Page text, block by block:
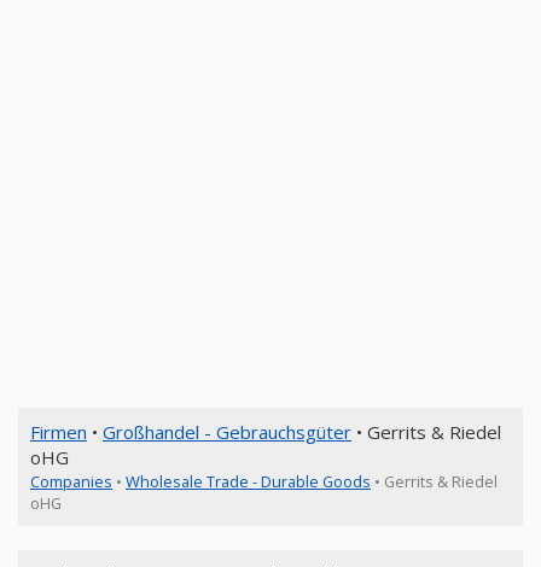
Firmen • Großhandel - Gebrauchsgüter • Gerrits & Riedel
oHG
Companies • Wholesale Trade - Durable Goods • Gerrits & Riedel
oHG